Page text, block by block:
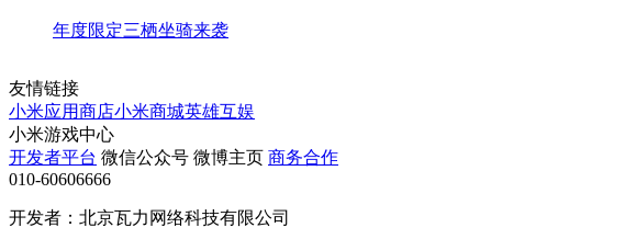
年度限定三栖坐骑来袭
友情链接
小米应用商店小米商城英雄互娱
小米游戏中心
开发者平台 微信公众号 微博主页 商务合作
010-60606666
开发者：北京瓦力网络科技有限公司